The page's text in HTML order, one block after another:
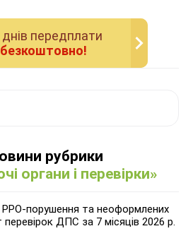
днiв передплати
безкоштовно!
рубрики
органи і перевірки»
порушення та неоформлених
перевірок ДПС за 7 місяців 2026 р.